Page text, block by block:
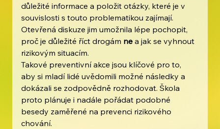
důležité informace a položit otázky, které je v
souvislosti s touto problematikou zajímají.
Otevřená diskuze jim umožnila lépe pochopit,
proč je důležité říct drogám ne a jak se vyhnout
rizikovým situacím.
Takové preventivní akce jsou klíčové pro to,
aby si mladí lidé uvědomili možné následky a
dokázali se zodpovědně rozhodovat. Škola
proto plánuje i nadále pořádat podobné
besedy zaměřené na prevenci rizikového
chování.